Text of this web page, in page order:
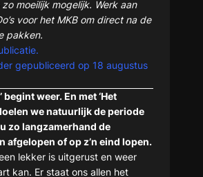
moeilijk mogelijk. Werk aan
voor het MKB om direct na de
pakken.
gepubliceerd op 18 augustus
begint weer. En met ‘Het
we natuurlijk de periode
zo langzamerhand de
afgelopen of op z’n eind lopen.
lekker is uitgerust en weer
kan. Er staat ons allen het